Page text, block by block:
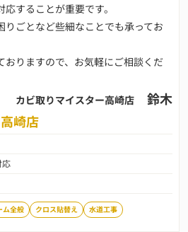
することが重要です。
りごとなど些細なことでも承ってお
りますので、お気軽にご相談くだ
カビ取りマイスター高崎店
鈴木
崎店
応
ム全般 クロス貼替え 水道工事